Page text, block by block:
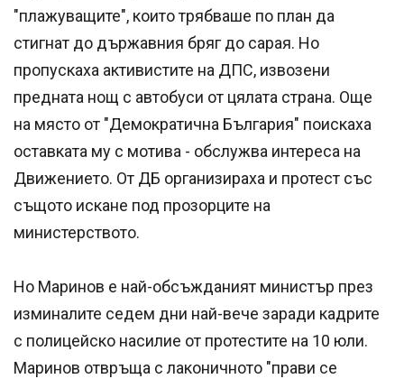
"плажуващите", които трябваше по план да
стигнат до държавния бряг до сарая. Но
пропускаха активистите на ДПС, извозени
предната нощ с автобуси от цялата страна. Още
на място от "Демократична България" поискаха
оставката му с мотива - обслужва интереса на
Движението. От ДБ организираха и протест със
същото искане под прозорците на
министерството.
Но Маринов е най-обсъжданият министър през
изминалите седем дни най-вече заради кадрите
с полицейско насилие от протестите на 10 юли.
Маринов отвръща с лаконичното "прави се